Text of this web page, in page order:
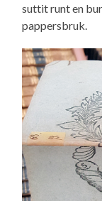
suttit runt en
pappersbruk.